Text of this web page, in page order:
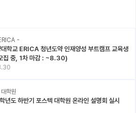
-
학교 ERICA 청년도약 인재양성 부트캠프 교육생
집 중, 1차 마감 : ~8.30)
학원
도 하반기 포스텍 대학원 온라인 설명회 실시